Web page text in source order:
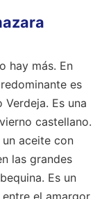
hay más. En
es
Es una
castellano.
aceite con
las grandes
Es un
el amargor